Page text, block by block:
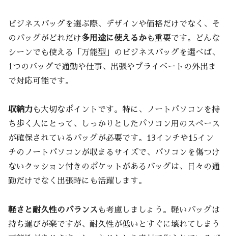
ビジネスバッグを選ぶ際、デザインや価格だけでなく、そ
のバッグがどれだけ多用途に使えるかも重要です。どんな
シーンでも使える「万能型」のビジネスバッグを選べば、
1つのバッグで通勤や仕事、出張やプライベートの外出ま
で対応可能です。
収納力も大切なポイントです。特に、ノートパソコンを持
ち歩く人にとって、しっかりとしたパソコン用のスペース
が確保されているバッグが必要です。13インチや15イン
チのノートパソコンが収まるサイズで、パソコンを傷つけ
ないクッション付きのポケットがあるバッグは、日々の通
勤だけでなく出張時にも活躍します。
軽さと耐久性のバランス も考慮しましょう。軽いバッグは
持ち運びが楽ですが、耐久性が低いとすぐに壊れてしまう